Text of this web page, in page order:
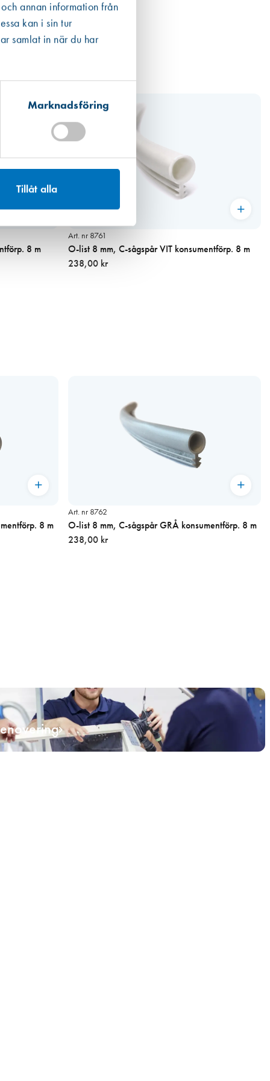
annan information från
kan i sin tur
samlat in när du har
Marknadsföring
Tillåt alla
värdet. För fogmassor har vi valt att även inkludera
8 m
Art. nr 8761
O-list 8 mm, C-sågspår VIT konsumentförp. 8 m
238,00 kr
8 m
Art. nr 8762
O-list 8 mm, C-sågspår GRÅ konsumentförp. 8 m
238,00 kr